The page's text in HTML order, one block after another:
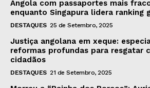
Angola com passaportes mais
enquanto Singapura lidera ranking
DESTAQUES 25 de Setembro, 2025
Justiça angolana em xeque:
reformas profundas para resgatar
cidadãos
DESTAQUES 21 de Setembro, 2025